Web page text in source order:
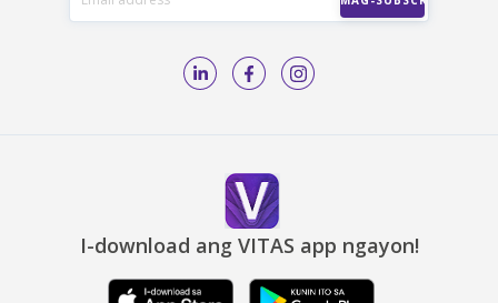
I-download ang VITAS app ngayon!